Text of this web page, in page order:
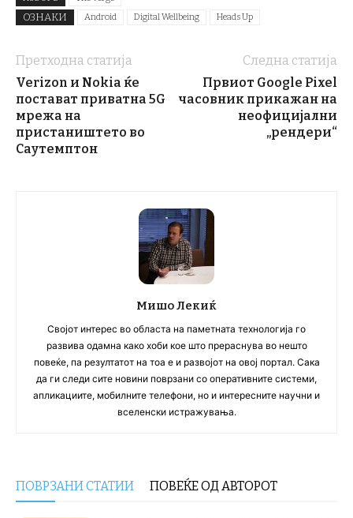
ОЗНАКИ Android Digital Wellbeing Heads Up
Претходна статија
Verizon и Nokia ќе
постават приватна 5G
мрежа на
пристаништето во
Саутемптон
Следна статија
Првиот Google Pixel
часовник прикажан на
неофицијални
„рендери“
Мишо Лекиќ
Својот интерес во областа на паметната технологија го
развива одамна како хоби кое што прераснува во нешто
повеќе, па резултатот на тоа е и развојот на овој портал. Сака
да ги следи сите новини поврзани со оперативните системи,
апликациите, мобилните телефони, но и интересните научни и
вселенски истражувања.
ПОВРЗАНИ СТАТИИ ПОВЕЌЕ ОД АВТОРОТ